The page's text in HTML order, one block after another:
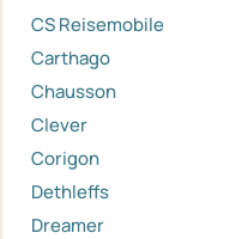
CS Reisemobile
Carthago
Chausson
Clever
Corigon
Dethleffs
Dreamer